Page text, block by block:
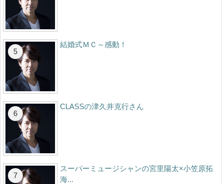
結婚式ＭＣ～感動！
CLASSの津久井克行さん
スーパーミュージシャンの宮里陽太×小笠原拓
海...